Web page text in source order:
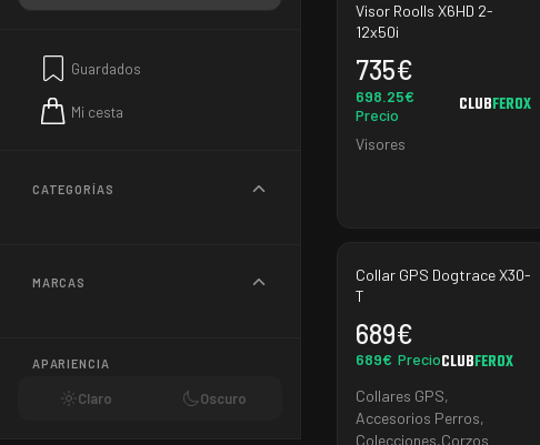
Guardados
Mi cesta
CATEGORÍAS
MARCAS
APARIENCIA
Claro Oscuro
Visor Roolls X6HD 2-
12x50i
735€
698.25€
Precio
CLUBFEROX
Visores
Collar GPS Dogtrace X30-
T
689€
689€ PrecioCLUBFEROX
Collares GPS,
Accesorios Perros,
Colecciones,Corzos